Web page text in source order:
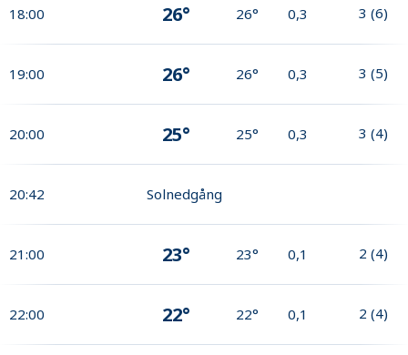
18:00 26° 26° 0,3 3 (6)
19:00 26° 26° 0,3 3 (5)
20:00 25° 25° 0,3 3 (4)
20:42 Solnedgång
21:00 23° 23° 0,1 2 (4)
22:00 22° 22° 0,1 2 (4)